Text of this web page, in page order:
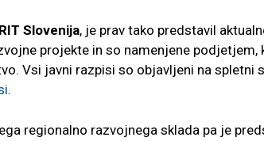
Slovenija, je prav tako predstavil
projekte in so namenjene podjetjem,
Vsi javni razpisi so objavljeni na spletni
.
regionalno razvojnega sklada pa je